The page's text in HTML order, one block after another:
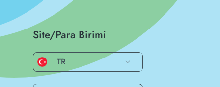
Site/Para Birimi
TR